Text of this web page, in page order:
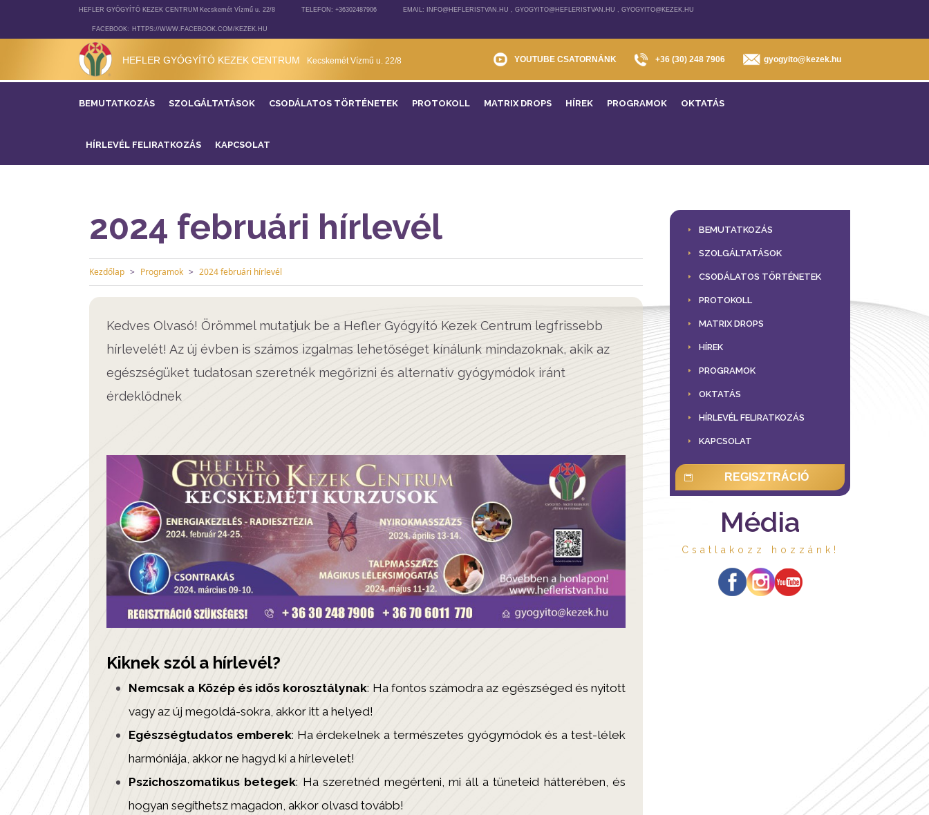
HEFLER GYÓGYÍTÓ KEZEK CENTRUM Kecskemét Vízmű u. 22/8 TELEFON: +36302487906 EMAIL: INFO@HEFLERISTVAN.HU , GYOGYITO@HEFLERISTVAN.HU , GYOGYITO@KEZEK.HU
FACEBOOK: HTTPS://WWW.FACEBOOK.COM/KEZEK.HU
HEFLER GYÓGYÍTÓ KEZEK CENTRUM Kecskemét Vízmű u. 22/8 YOUTUBE CSATORNÁNK +36 (30) 248 7906 gyogyito@kezek.hu
BEMUTATKOZÁS SZOLGÁLTATÁSOK CSODÁLATOS TÖRTÉNETEK PROTOKOLL MATRIX DROPS HÍREK PROGRAMOK OKTATÁS
HÍRLEVÉL FELIRATKOZÁS KAPCSOLAT
2024 februári hírlevél
Kezdőlap Programok 2024 februári hírlevél
Kedves Olvasó! Örömmel mutatjuk be a Hefler Gyógyító Kezek Centrum legfrissebb
hírlevelét! Az új évben is számos izgalmas lehetőséget kínálunk mindazoknak, akik az
egészségüket tudatosan szeretnék megőrizni és alternatív gyógymódok iránt
érdeklődnek
Kiknek szól a hírlevél?
Nemcsak a Közép és idős korosztálynak: Ha fontos számodra az egészséged és nyitott
vagy az új megoldá-sokra, akkor itt a helyed!
Egészségtudatos emberek: Ha érdekelnek a természetes gyógymódok és a test-lélek
harmóniája, akkor ne hagyd ki a hírlevelet!
Pszichoszomatikus betegek: Ha szeretnéd megérteni, mi áll a tüneteid hátterében, és
hogyan segíthetsz magadon, akkor olvasd tovább!
BEMUTATKOZÁS
SZOLGÁLTATÁSOK
CSODÁLATOS TÖRTÉNETEK
PROTOKOLL
MATRIX DROPS
HÍREK
PROGRAMOK
OKTATÁS
HÍRLEVÉL FELIRATKOZÁS
KAPCSOLAT
REGISZTRÁCIÓ
Média
Csatlakozz hozzánk!